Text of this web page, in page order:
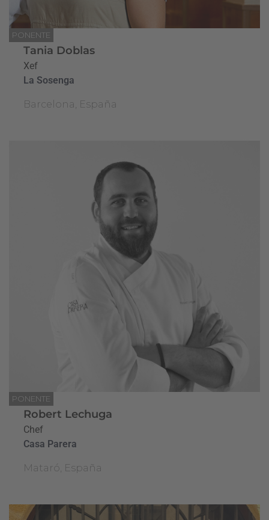
PONENTE
Tania Doblas
Xef
La Sosenga
Barcelona, España
PONENTE
Robert Lechuga
Chef
Casa Parera
Mataró, España